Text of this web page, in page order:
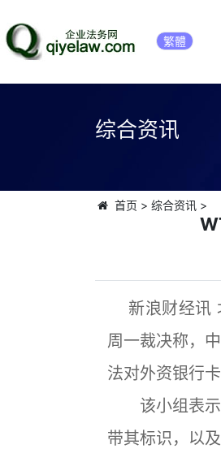
繁體
综合资讯
首页 > 综合资讯>
新浪财经讯
周一裁决称，
法对外资银行
该小组表示
带其标识，以